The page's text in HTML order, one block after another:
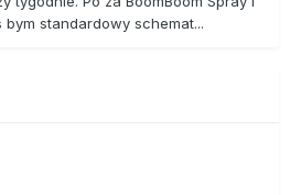
bym standardowy schemat...